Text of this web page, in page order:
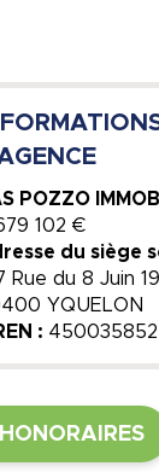
POZZO
102 €
du siège
Rue du 8 Juin
YQUELON
: 450035852
HONORAIRES